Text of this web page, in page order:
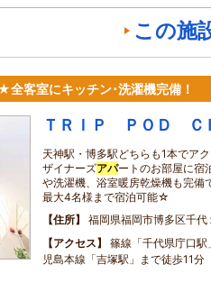
この施
客室にキッチン･洗濯機完備！
ＴＲＩＰ ＰＯＤ Ｃ
天神駅・博多駅どちらも1本でア
ザイナーズアパートのお部屋に
や洗濯機、浴室暖房乾燥機も完備
最大4名様まで宿泊可能☆
住所
福岡県福岡市博多区千
アクセス
篠線「千代県庁口
児島本線「吉塚駅」まで徒歩11分